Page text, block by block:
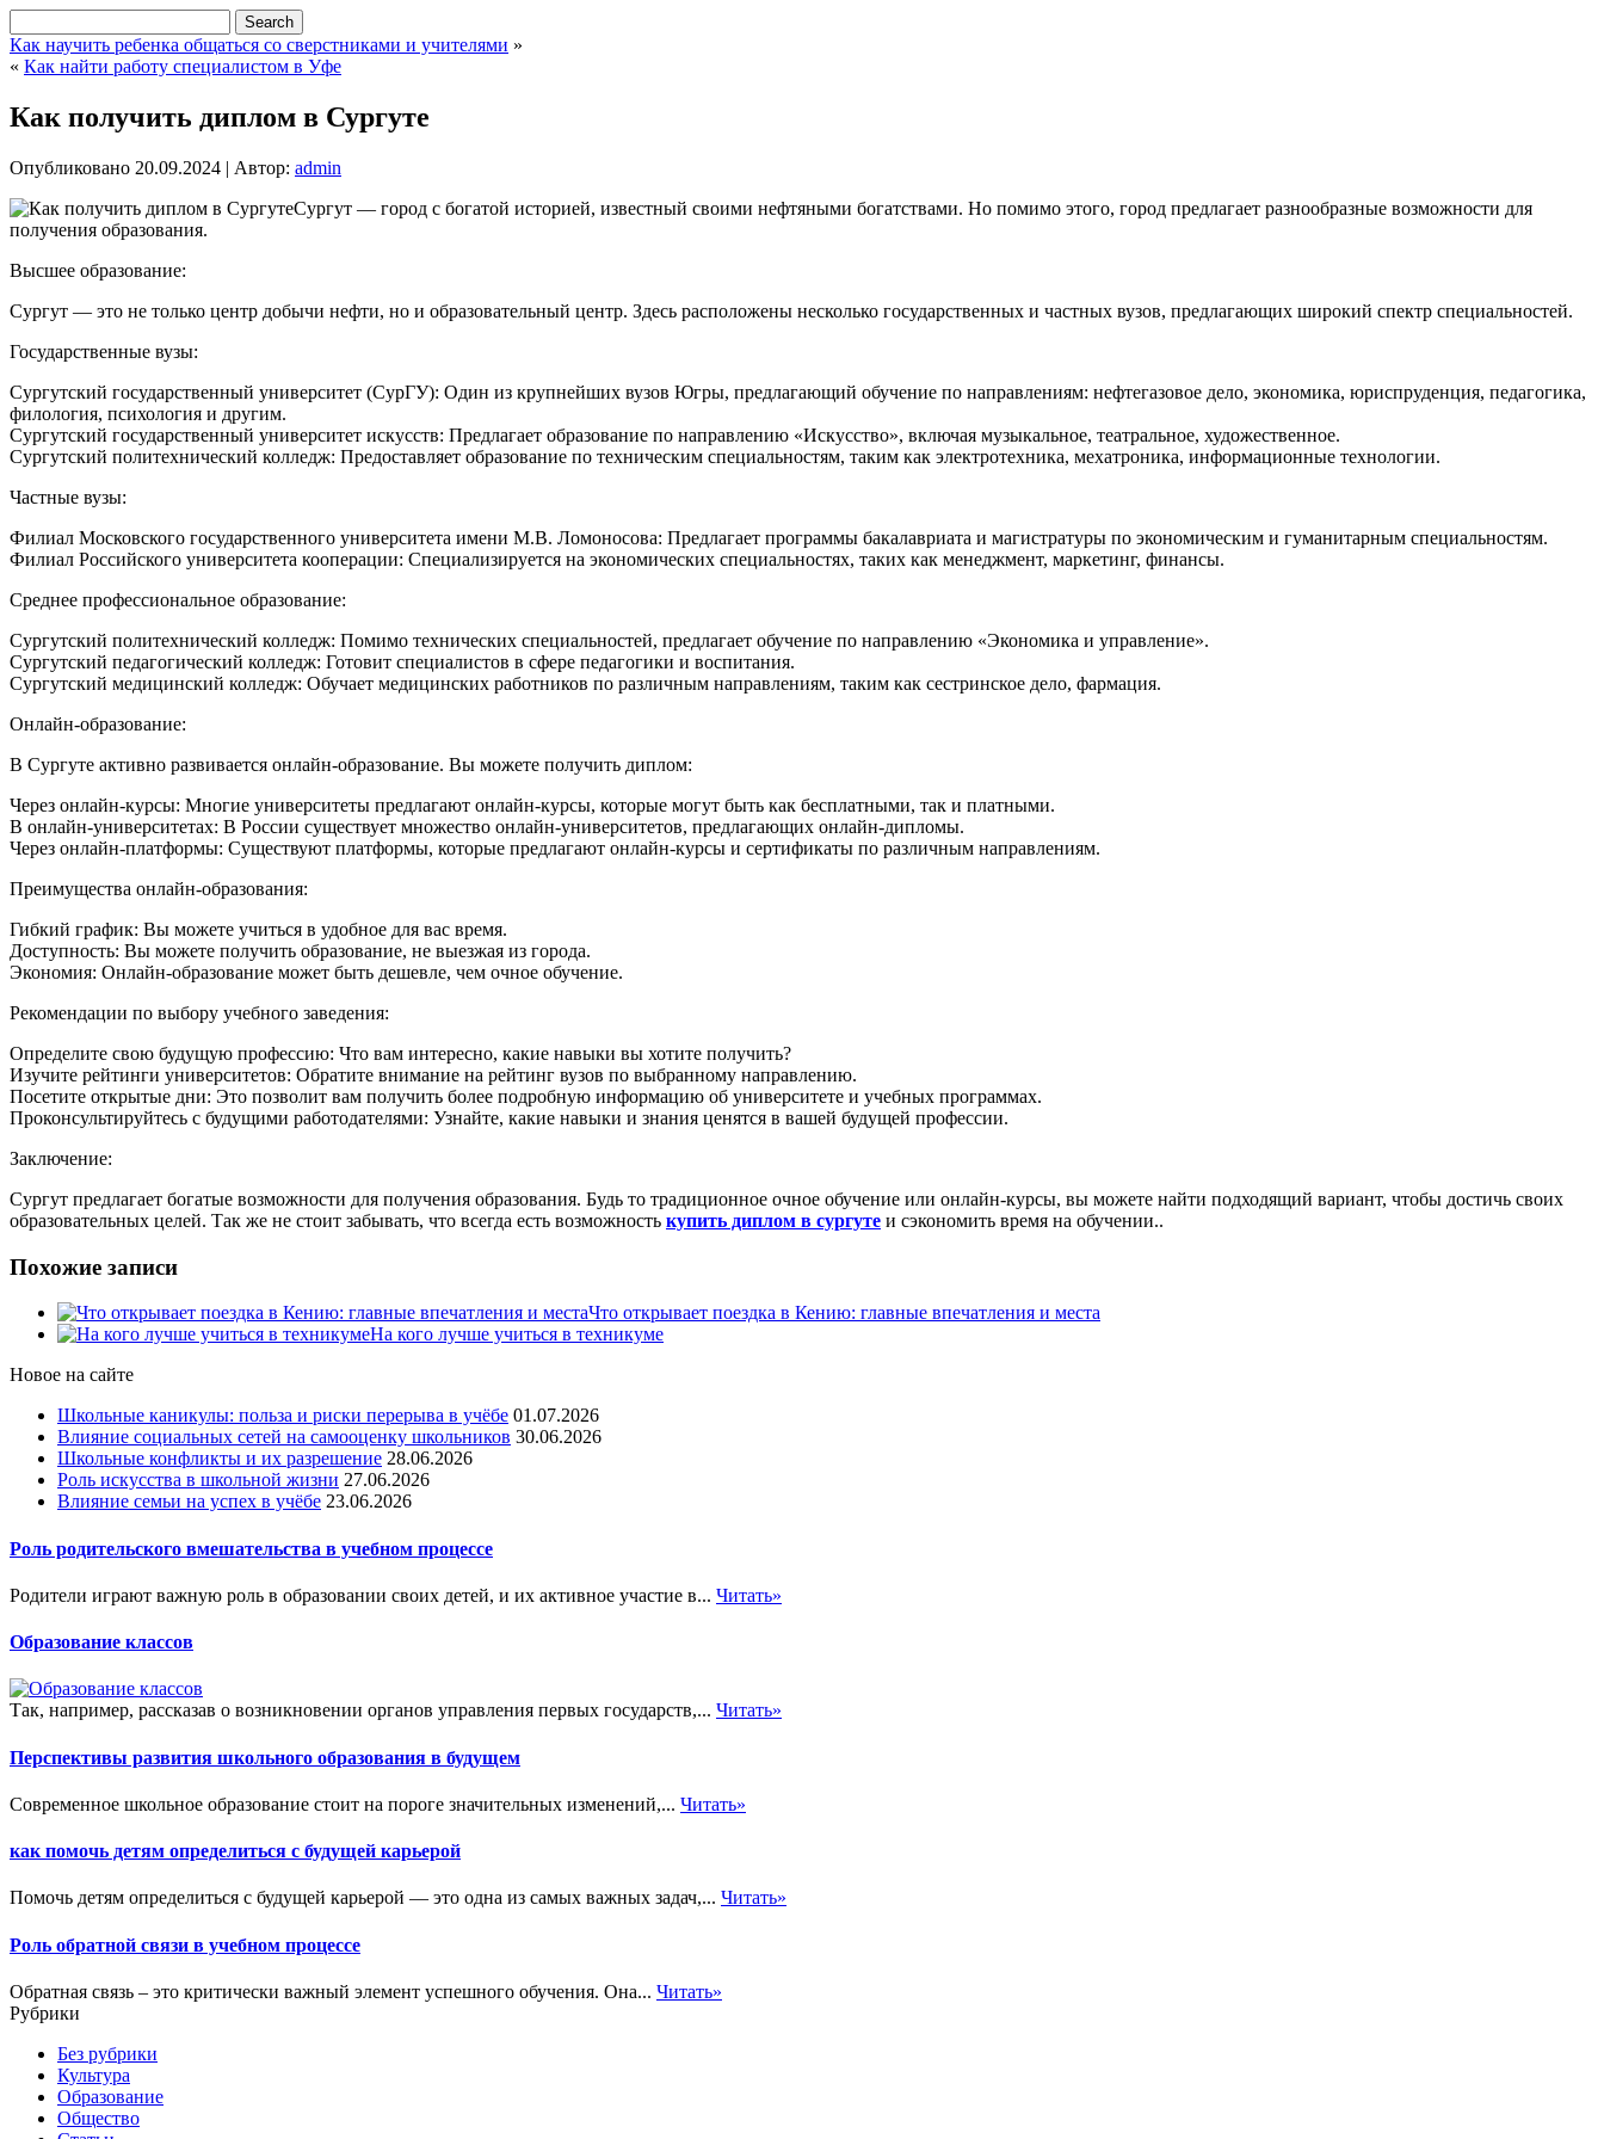
Как научить ребенка общаться со сверстниками и учителями »
« Как найти работу специалистом в Уфе
Как получить диплом в Сургуте
Опубликовано 20.09.2024 | Автор: admin
Сургут — город с богатой историей, известный своими нефтяными богатствами. Но помимо этого, город предлагает разнообразные возможности для
получения образования.
Высшее образование:
Сургут — это не только центр добычи нефти, но и образовательный центр. Здесь расположены несколько государственных и частных вузов, предлагающих широкий спектр специальностей.
Государственные вузы:
Сургутский государственный университет (СурГУ): Один из крупнейших вузов Югры, предлагающий обучение по направлениям: нефтегазовое дело, экономика, юриспруденция, педагогика,
филология, психология и другим.
Сургутский государственный университет искусств: Предлагает образование по направлению «Искусство», включая музыкальное, театральное, художественное.
Сургутский политехнический колледж: Предоставляет образование по техническим специальностям, таким как электротехника, мехатроника, информационные технологии.
Частные вузы:
Филиал Московского государственного университета имени М.В. Ломоносова: Предлагает программы бакалавриата и магистратуры по экономическим и гуманитарным специальностям.
Филиал Российского университета кооперации: Специализируется на экономических специальностях, таких как менеджмент, маркетинг, финансы.
Среднее профессиональное образование:
Сургутский политехнический колледж: Помимо технических специальностей, предлагает обучение по направлению «Экономика и управление».
Сургутский педагогический колледж: Готовит специалистов в сфере педагогики и воспитания.
Сургутский медицинский колледж: Обучает медицинских работников по различным направлениям, таким как сестринское дело, фармация.
Онлайн-образование:
В Сургуте активно развивается онлайн-образование. Вы можете получить диплом:
Через онлайн-курсы: Многие университеты предлагают онлайн-курсы, которые могут быть как бесплатными, так и платными.
В онлайн-университетах: В России существует множество онлайн-университетов, предлагающих онлайн-дипломы.
Через онлайн-платформы: Существуют платформы, которые предлагают онлайн-курсы и сертификаты по различным направлениям.
Преимущества онлайн-образования:
Гибкий график: Вы можете учиться в удобное для вас время.
Доступность: Вы можете получить образование, не выезжая из города.
Экономия: Онлайн-образование может быть дешевле, чем очное обучение.
Рекомендации по выбору учебного заведения:
Определите свою будущую профессию: Что вам интересно, какие навыки вы хотите получить?
Изучите рейтинги университетов: Обратите внимание на рейтинг вузов по выбранному направлению.
Посетите открытые дни: Это позволит вам получить более подробную информацию об университете и учебных программах.
Проконсультируйтесь с будущими работодателями: Узнайте, какие навыки и знания ценятся в вашей будущей профессии.
Заключение:
Сургут предлагает богатые возможности для получения образования. Будь то традиционное очное обучение или онлайн-курсы, вы можете найти подходящий вариант, чтобы достичь своих
образовательных целей. Так же не стоит забывать, что всегда есть возможность купить диплом в сургуте и сэкономить время на обучении..
Похожие записи
Что открывает поездка в Кению: главные впечатления и места
На кого лучше учиться в техникуме
Новое на сайте
Школьные каникулы: польза и риски перерыва в учёбе 01.07.2026
Влияние социальных сетей на самооценку школьников 30.06.2026
Школьные конфликты и их разрешение 28.06.2026
Роль искусства в школьной жизни 27.06.2026
Влияние семьи на успех в учёбе 23.06.2026
Роль родительского вмешательства в учебном процессе
Родители играют важную роль в образовании своих детей, и их активное участие в... Читать»
Образование классов
Так, например, рассказав о возникновении органов управления первых государств,... Читать»
Перспективы развития школьного образования в будущем
Современное школьное образование стоит на пороге значительных изменений,... Читать»
как помочь детям определиться с будущей карьерой
Помочь детям определиться с будущей карьерой — это одна из самых важных задач,... Читать»
Роль обратной связи в учебном процессе
Обратная связь – это критически важный элемент успешного обучения. Она... Читать»
Рубрики
Без рубрики
Культура
Образование
Общество